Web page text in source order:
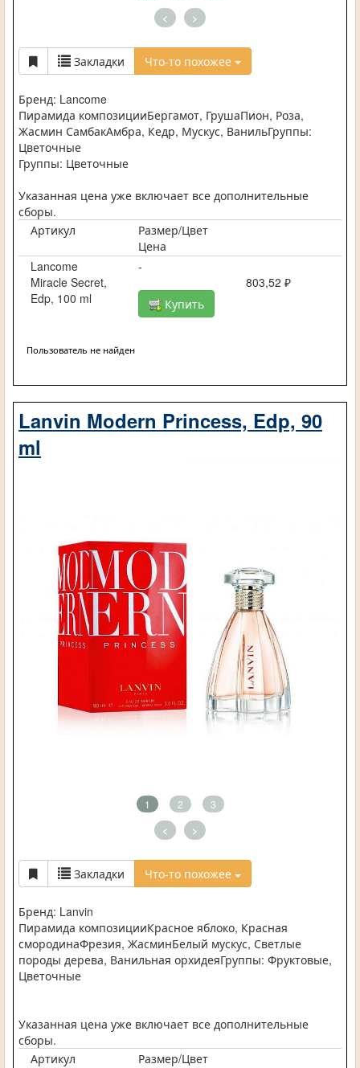
< >
Закладки Что-то похожее
Бренд: Lancome
Пирамида композицииБергамот, ГрушаПион, Роза,
Жасмин СамбакАмбра, Кедр, Мускус, ВанильГруппы:
Цветочные
Группы: Цветочные
Указанная цена уже включает все дополнительные
сборы.
Артикул
Размер/Цвет
Цена
Lancome
Miracle Secret,
Edp, 100 ml
-
803,52 ₽
Купить
Пользователь не найден
Lanvin Modern Princess, Edp, 90
ml
1 2 3
< >
Закладки Что-то похожее
Бренд: Lanvin
Пирамида композицииКрасное яблоко, Красная
смородинаФрезия, ЖасминБелый мускус, Светлые
породы дерева, Ванильная орхидеяГруппы: Фруктовые,
Цветочные
Указанная цена уже включает все дополнительные
сборы.
Артикул
Размер/Цвет